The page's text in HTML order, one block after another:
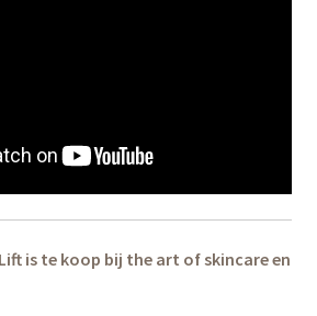
is te koop bij the art of skincare en